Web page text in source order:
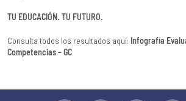
TU EDUCACIÓN. TU FUTURO.
Consulta todos los resultados aquí: Infografía
Competencias – GC